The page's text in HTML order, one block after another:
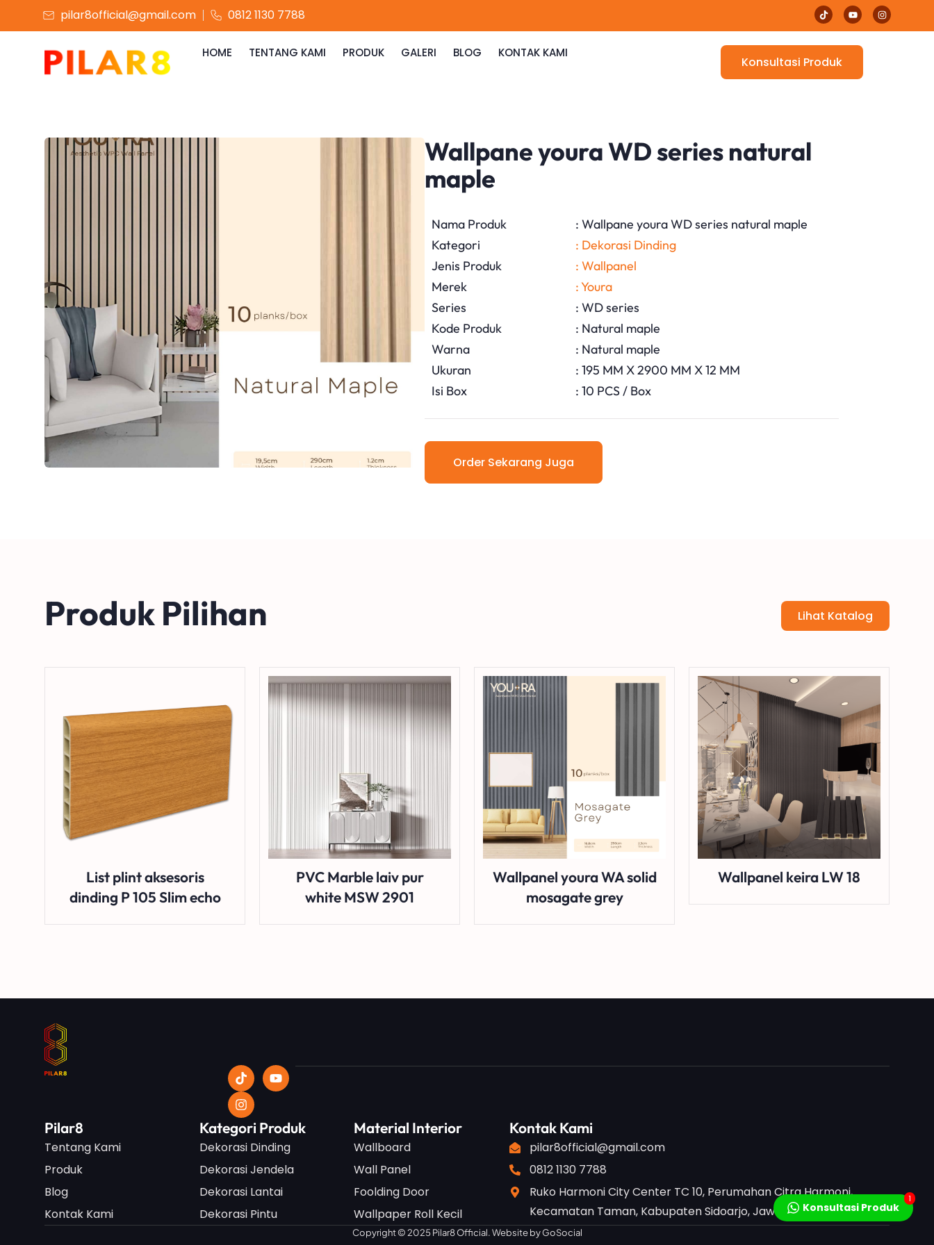
pilar8official@gmail.com 0812 1130 7788
HOME TENTANG KAMI PRODUK GALERI BLOG KONTAK KAMI
Konsultasi Produk
Wallpane youra WD series natural
maple
Nama Produk
: Wallpane youra WD series natural maple
Kategori
: Dekorasi Dinding
Jenis Produk
: Wallpanel
Merek
: Youra
Series
: WD series
Kode Produk
: Natural maple
Warna
: Natural maple
Ukuran
: 195 MM X 2900 MM X 12 MM
Isi Box
: 10 PCS / Box
Order Sekarang Juga
Produk Pilihan Lihat Katalog
List plint aksesoris
dinding P 105 Slim echo
PVC Marble laiv pur
white MSW 2901
Wallpanel youra WA solid
mosagate grey
Wallpanel keira LW 18
Pilar8
Tentang Kami
Produk
Blog
Kontak Kami
Kategori Produk
Dekorasi Dinding
Dekorasi Jendela
Dekorasi Lantai
Dekorasi Pintu
Material Interior
Wallboard
Wall Panel
Foolding Door
Wallpaper Roll Kecil
Kontak Kami
pilar8official@gmail.com
0812 1130 7788
Ruko Harmoni City Center TC 10, Perumahan Citra Harmoni,
Kecamatan Taman, Kabupaten Sidoarjo, Jawa Timur
Copyright © 2025 Pilar8 Official. Website byGoSocial
Konsultasi Produk
1